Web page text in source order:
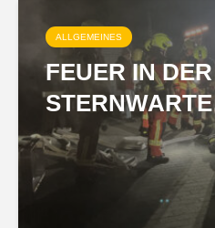
ALLGEMEINES
FEUER IN DER